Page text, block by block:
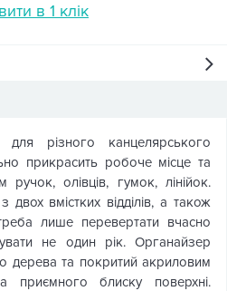
в 1 клік
для різного канцелярського
прикрасить робоче місце та
олівців, гумок, лінійок.
вмістких відділів, а також
лише перевертати вчасно
не один рік. Органайзер
дерева та покритий акриловим
приємного блиску поверхні.